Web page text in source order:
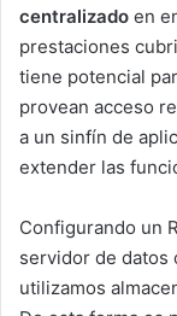
centralizado en
prestaciones
tiene potencial
provean acceso
a un sinfín de
extender las
Configurando un
servidor de datos
utilizamos